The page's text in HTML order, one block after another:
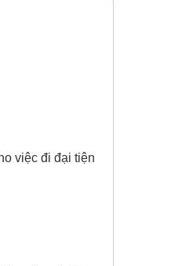
việc đi đại tiện